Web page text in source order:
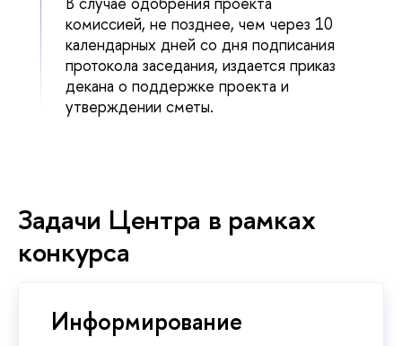
комиссией, не позднее, чем через 10
календарных дней со дня подписания
протокола заседания, издается приказ
декана о поддержке проекта и
утверждении сметы.
Задачи Центра в рамках
конкурса
Информирование